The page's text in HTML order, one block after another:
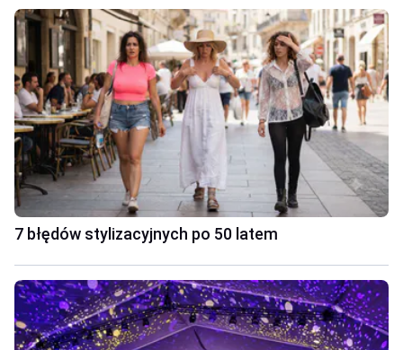
7 błędów stylizacyjnych po 50 latem